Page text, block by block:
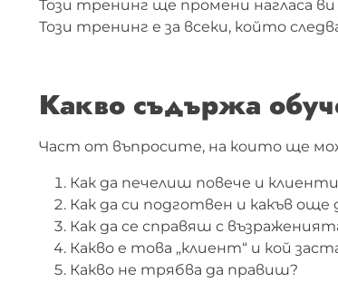
Този тренинг ще промени нагласа ви
Този тренинг е за всеки, който
Какво съдържа
Част от въпросите, на които ще
Как да печелиш повече и
Как да си подготвен и какъв още
Как да се справяш с
Какво е това „клиент“ и кой
Какво не трябва да правиш?